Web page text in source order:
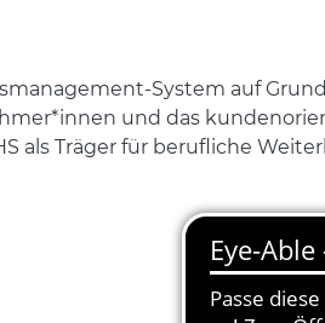
System auf
und das
als Träger für berufliche